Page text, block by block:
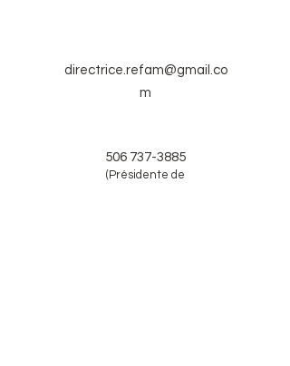
directrice.refam@gmail.co
m
506 737-3885
(Présidente de